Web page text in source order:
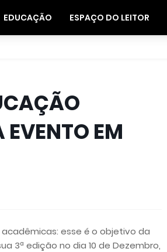
EDUCAÇÃO ESPAÇO DO LEITOR
EM
esse é o objetivo da
3ª edição no dia 10 de Dezembro,